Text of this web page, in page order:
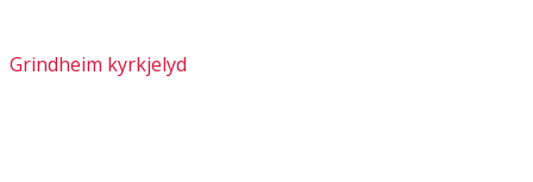
Grindheim kyrkjelyd